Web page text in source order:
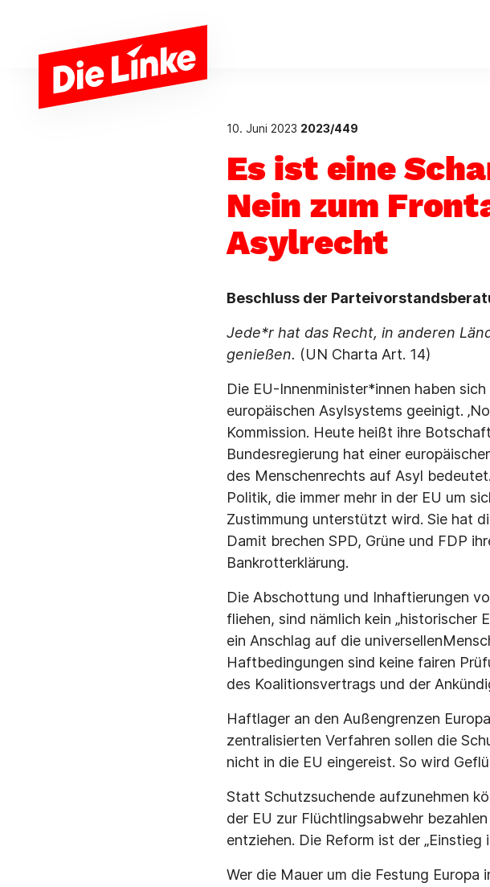
10. Juni 2023 2023/449
Es ist eine
Nein zum
Asylrecht
Beschluss der
Jede*r hat das Recht, in anderen
genießen. (UN Charta Art. 14)
Die EU-Innenminister*innen haben
europäischen Asylsystems geeinigt.
Kommission. Heute heißt ihre
Bundesregierung hat einer
des Menschenrechts auf Asyl
Politik, die immer mehr in der EU um
Zustimmung unterstützt wird. Sie hat
Damit brechen SPD, Grüne und FDP
Bankrotterklärung.
Die Abschottung und Inhaftierungen
fliehen, sind nämlich kein „historischer
ein Anschlag auf die
Haftbedingungen sind keine fairen
des Koalitionsvertrags und der
Haftlager an den Außengrenzen
zentralisierten Verfahren sollen die
nicht in die EU eingereist. So wird
Statt Schutzsuchende aufzunehmen
der EU zur Flüchtlingsabwehr
entziehen. Die Reform ist der
Wer die Mauer um die Festung